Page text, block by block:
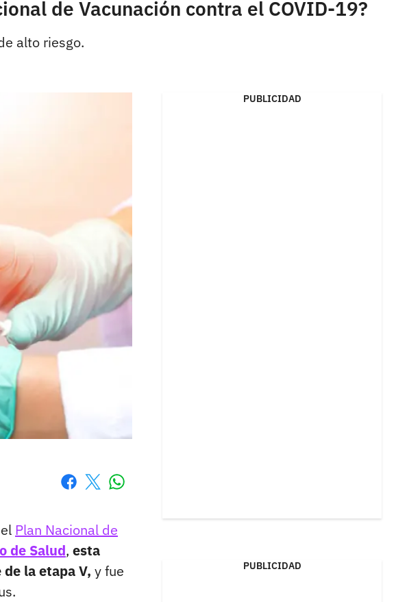
de Vacunación contra el COVID-19?
alto riesgo.
Plan Nacional de
de Salud, esta
la etapa V, y fue
PUBLICIDAD
PUBLICIDAD